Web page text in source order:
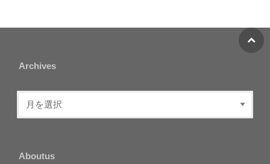
Archives
Aboutus